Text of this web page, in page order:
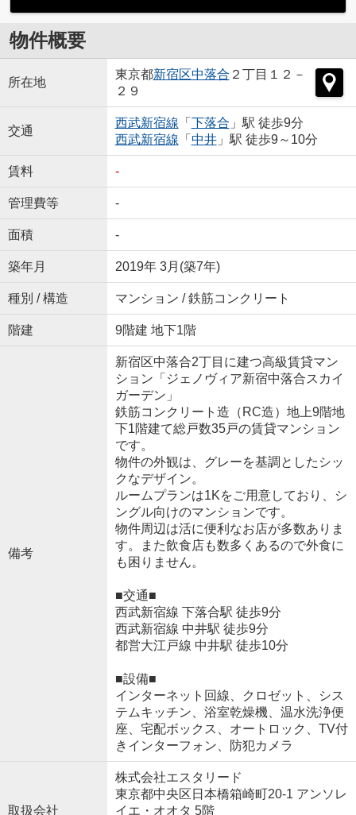
物件概要
所在地
東京都新宿区中落合 ２丁目１２－
２９
交通
西武新宿線 「 下落合 」駅 徒歩9分
西武新宿線 「 中井」駅 徒歩9～10分
賃料 -
管理費等 -
面積 -
築年月 2019年 3月(築7年)
種別 / 構造 マンション / 鉄筋コンクリート
階建 9階建 地下1階
備考
新宿区中落合2丁目に建つ高級賃貸マン
ション「ジェノヴィア新宿中落合スカイ
ガーデン」
鉄筋コンクリート造（RC造）地上9階地
下1階建て総戸数35戸の賃貸マンション
です。
物件の外観は、グレーを基調としたシッ
クなデザイン。
ルームプランは1Kをご用意しており、シ
ングル向けのマンションです。
物件周辺は活に便利なお店が多数ありま
す。また飲食店も数多くあるので外食に
も困りません。
■交通■
西武新宿線 下落合駅 徒歩9分
西武新宿線 中井駅 徒歩9分
都営大江戸線 中井駅 徒歩10分
■設備■
インターネット回線、クロゼット、シス
テムキッチン、浴室乾燥機、温水洗浄便
座、宅配ボックス、オートロック、TV付
きインターフォン、防犯カメラ
取扱会社
株式会社エスタリード
東京都中央区日本橋箱崎町20-1 アンソレ
イエ・オオタ 5階